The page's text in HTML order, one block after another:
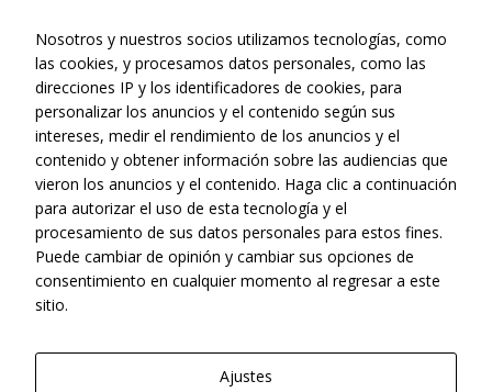
Web realizada con el patrocinio del Centro Español de Derechos
Reprográficos
Nosotros y nuestros socios utilizamos tecnologías, como
las cookies, y procesamos datos personales, como las
direcciones IP y los identificadores de cookies, para
personalizar los anuncios y el contenido según sus
intereses, medir el rendimiento de los anuncios y el
contenido y obtener información sobre las audiencias que
vieron los anuncios y el contenido. Haga clic a continuación
para autorizar el uso de esta tecnología y el
procesamiento de sus datos personales para estos fines.
Puede cambiar de opinión y cambiar sus opciones de
consentimiento en cualquier momento al regresar a este
sitio.
Ajustes